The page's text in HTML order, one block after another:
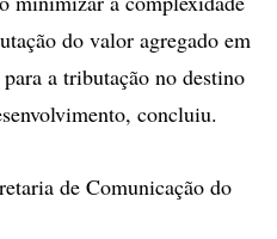
do valor agregado em
a tributação no destino
concluiu.
de Comunicação do